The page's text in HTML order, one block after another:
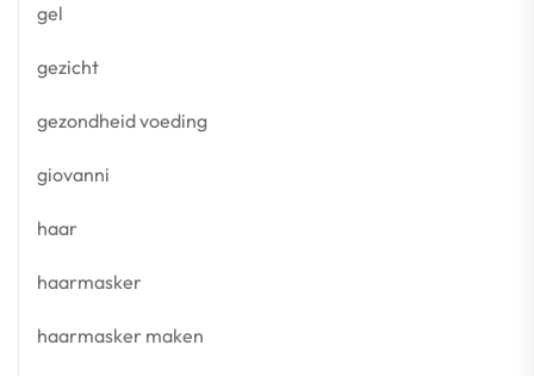
gel
gezicht
gezondheid voeding
giovanni
haar
haarmasker
haarmasker maken